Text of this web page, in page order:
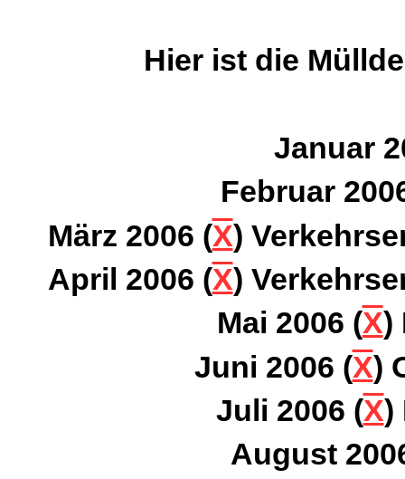
Hier ist die
Januar
Februar
März 2006 (X)
April 2006 (X)
Mai 2006 (X)
Juni 2006 (X)
Juli 2006 (X)
August